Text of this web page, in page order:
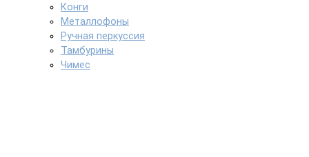
Конги
Металлофоны
Ручная перкуссия
Тамбурины
Чимес